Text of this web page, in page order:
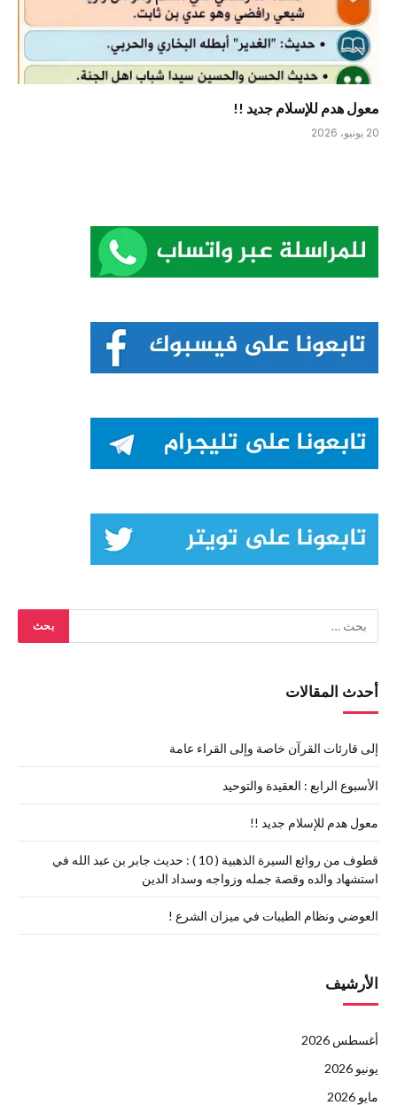
معول هدم للإسلام جديد !!
20 يونيو، 2026
أحدث المقالات
إلى قارئات القرآن خاصة وإلى القراء عامة
الأسبوع الرابع : العقيدة والتوحيد
معول هدم للإسلام جديد !!
قطوف من روائع السيرة الذهبية ( 10 ) : حديث جابر بن عبد الله في
استشهاد والده وقصة جمله وزواجه وسداد الدين
العوضي ونظام الطيبات في ميزان الشرع !
الأرشيف
أغسطس 2026
يونيو 2026
مايو 2026